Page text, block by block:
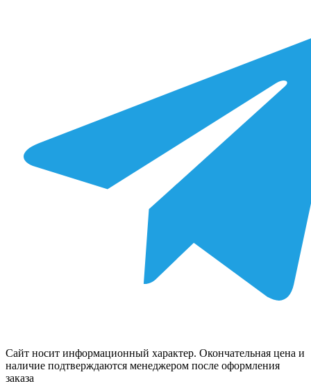
Сайт носит информационный характер. Окончательная цена и
наличие подтверждаются менеджером после оформления
заказа